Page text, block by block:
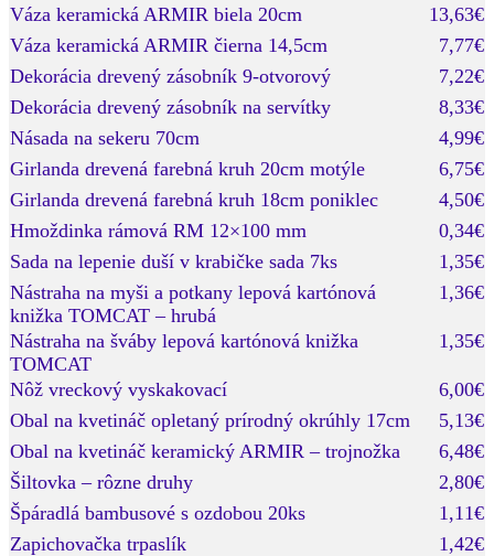
Váza keramická ARMIR biela 20cm
13,63€
Váza keramická ARMIR čierna 14,5cm
7,77€
Dekorácia drevený zásobník 9-otvorový
7,22€
Dekorácia drevený zásobník na servítky
8,33€
Násada na sekeru 70cm
4,99€
Girlanda drevená farebná kruh 20cm motýle
6,75€
Girlanda drevená farebná kruh 18cm poniklec
4,50€
Hmoždinka rámová RM 12×100 mm
0,34€
Sada na lepenie duší v krabičke sada 7ks
1,35€
Nástraha na myši a potkany lepová kartónová
knižka TOMCAT – hrubá
1,36€
Nástraha na šváby lepová kartónová knižka
TOMCAT
1,35€
Nôž vreckový vyskakovací
6,00€
Obal na kvetináč opletaný prírodný okrúhly 17cm
5,13€
Obal na kvetináč keramický ARMIR – trojnožka
6,48€
Šiltovka – rôzne druhy
2,80€
Špáradlá bambusové s ozdobou 20ks
1,11€
Zapichovačka trpaslík
1,42€